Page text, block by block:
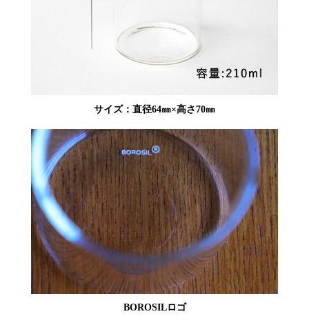
サイズ：直径64㎜×高さ70㎜
BOROSILロゴ